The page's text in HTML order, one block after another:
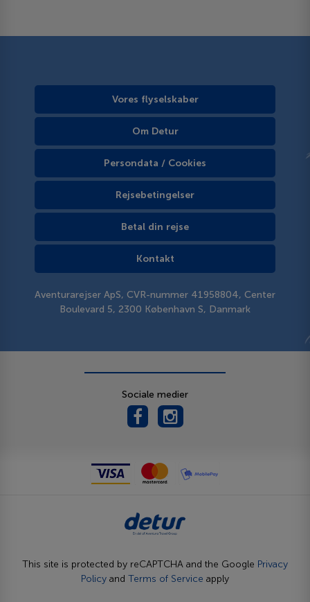
Vores flyselskaber
Om Detur
Persondata / Cookies
Rejsebetingelser
Betal din rejse
Kontakt
Aventurarejser ApS, CVR-nummer 41958804, Center
Boulevard 5, 2300 København S, Danmark
Sociale medier
This site is protected by reCAPTCHA and the Google Privacy
Policy and Terms of Service apply